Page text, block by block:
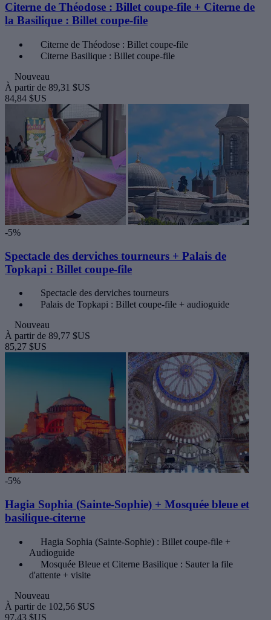
Citerne de Théodose : Billet coupe-file + Citerne de
la Basilique : Billet coupe-file
Citerne de Théodose : Billet coupe-file
Citerne Basilique : Billet coupe-file
Nouveau
À partir de 89,31 $US
84,84 $US
-5%
Spectacle des derviches tourneurs + Palais de
Topkapi : Billet coupe-file
Spectacle des derviches tourneurs
Palais de Topkapi : Billet coupe-file + audioguide
Nouveau
À partir de 89,77 $US
85,27 $US
-5%
Hagia Sophia (Sainte-Sophie) + Mosquée bleue et
basilique-citerne
Hagia Sophia (Sainte-Sophie) : Billet coupe-file +
Audioguide
Mosquée Bleue et Citerne Basilique : Sauter la file
d'attente + visite
Nouveau
À partir de 102,56 $US
97,43 $US